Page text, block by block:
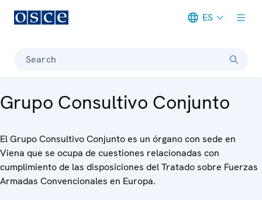
ES
Search
Grupo Consultivo Conjunto
El Grupo Consultivo Conjunto es un órgano con sede en
Viena que se ocupa de cuestiones relacionadas con
cumplimiento de las disposiciones del Tratado sobre Fuerzas
Armadas Convencionales en Europa.